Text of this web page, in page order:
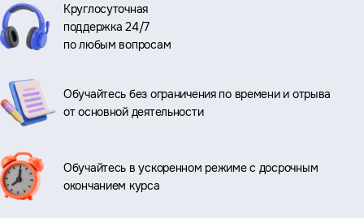
Круглосуточная
поддержка 24/7
по любым вопросам
Обучайтесь без ограничения по времени и отрыва
от основной деятельности
Обучайтесь в ускоренном режиме с досрочным
окончанием курса